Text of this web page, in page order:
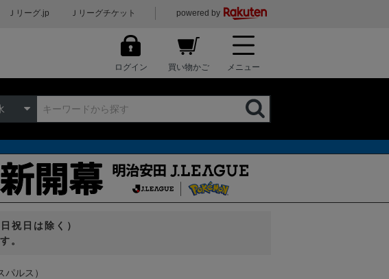
Ｊリーグ.jp Ｊリーグチケット powered by
ログイン 買い物かご メニュー
祝日は除く）
。
ルス）